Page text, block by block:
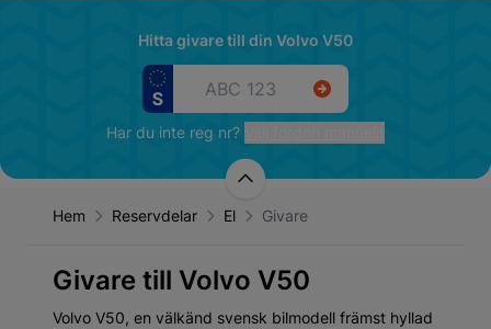
Hitta givare till din Volvo V50
Har du inte reg nr?
Hem Reservdelar El Givare
Givare till Volvo V50
Volvo V50, en välkänd svensk bilmodell främst hyllad